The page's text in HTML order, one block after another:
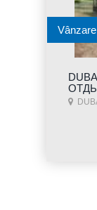
Vânzare